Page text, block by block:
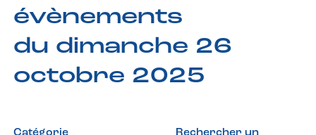
évènements
du dimanche 26
octobre 2025
Catégorie
Rechercher un